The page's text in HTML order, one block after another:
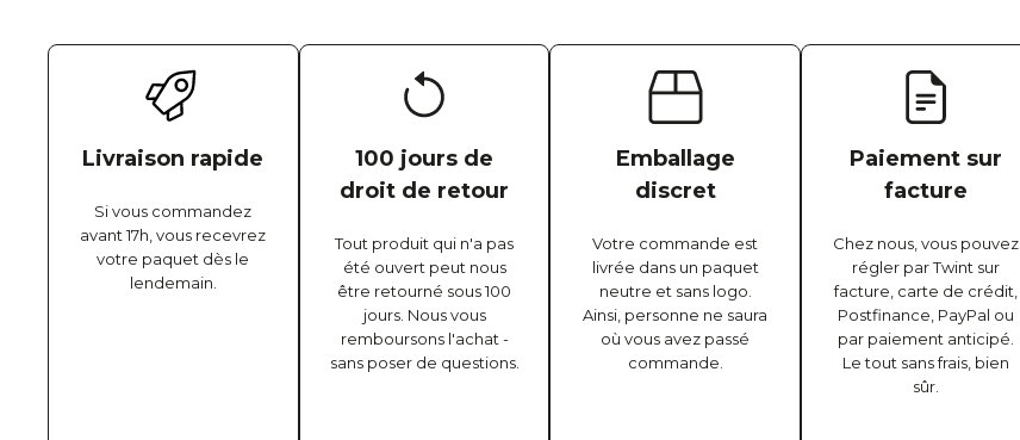
Livraison rapide
Si vous commandez
avant 17h, vous recevrez
votre paquet dès le
lendemain.
100 jours de
droit de retour
Tout produit qui n'a pas
été ouvert peut nous
être retourné sous 100
jours. Nous vous
remboursons l'achat -
sans poser de questions.
Emballage
discret
Votre commande est
livrée dans un paquet
neutre et sans logo.
Ainsi, personne ne saura
où vous avez passé
commande.
Paiement sur
facture
Chez nous, vous pouvez
régler par Twint sur
facture, carte de crédit,
Postfinance, PayPal ou
par paiement anticipé.
Le tout sans frais, bien
sûr.